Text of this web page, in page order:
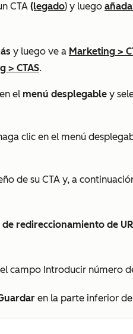
CTA (legado) y luego
y luego ve a Marketing >
> CTAS.
el menú desplegable y
clic en el menú
de su CTA y, a
de redireccionamiento de
campo Introducir número
en la parte inferior